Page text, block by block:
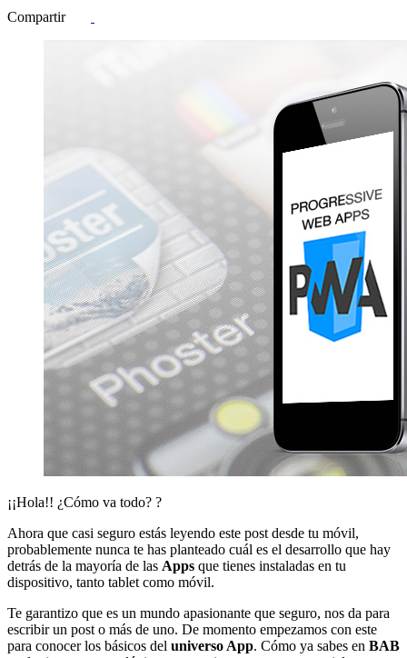
Compartir
¡¡Hola!! ¿Cómo va todo? ?
Ahora que casi seguro estás leyendo este post desde tu móvil,
probablemente nunca te has planteado cuál es el desarrollo que hay
detrás de la mayoría de las Apps que tienes instaladas en tu
dispositivo, tanto tablet como móvil.
Te garantizo que es un mundo apasionante que seguro, nos da para
escribir un post o más de uno. De momento empezamos con este
para conocer los básicos del universo App. Cómo ya sabes en BAB